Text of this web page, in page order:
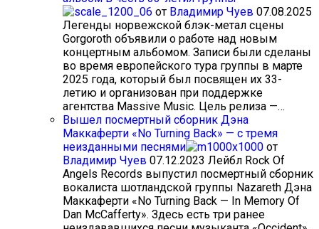
от Владимир Чуев 07.08.2025
Легенды норвежской блэк-метал сцены
Gorgoroth объявили о работе над новым
концертным альбомом. Записи были сделаны
во время европейского тура группы в марте
2025 года, который был посвящен их 33-
летию и организован при поддержке
агентства Massive Music. Цель релиза —…
Вышел посмертный сборник Дэна
Маккаферти «No Turning Back» — с тремя
неизданными песнями
от
Владимир Чуев 07.12.2023 Лейбл Rock Of
Angels Records выпустил посмертный сборник
вокалиста шотландской группы Nazareth Дэна
Маккаферти «No Turning Back — In Memory Of
Dan McCafferty». Здесь есть три ранее